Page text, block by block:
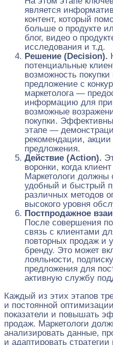
является
контент, который
больше о продукте
блог, видео о
исследования и т.д.
Решение (Decision).
потенциальные
возможность
предложение с
маркетолога —
информацию для
возможные
покупки.
этапе —
рекомендации,
предложения.
Действие (Action).
воронки, когда
Маркетологи должны
удобный и быстрый
различных методов
высокого уровня
Постпродажное
После совершения
связь с клиентами
повторных продаж и
бренду. Это может
лояльности,
предложения для
активную службу
Каждый из этих этапов
и постоянной
показатели и повышать
продаж. Маркетологи
анализировать данные,
и адаптировать стратегии